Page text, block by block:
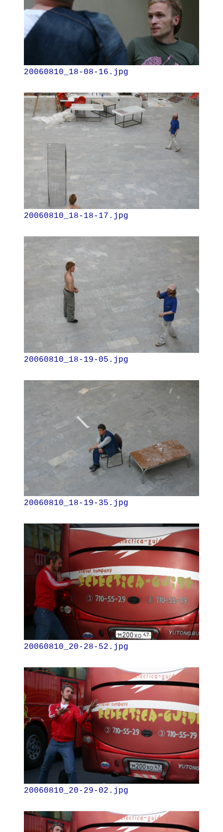
20060810_18-08-16.jpg
20060810_18-18-17.jpg
20060810_18-19-05.jpg
20060810_18-19-35.jpg
20060810_20-28-52.jpg
20060810_20-29-02.jpg